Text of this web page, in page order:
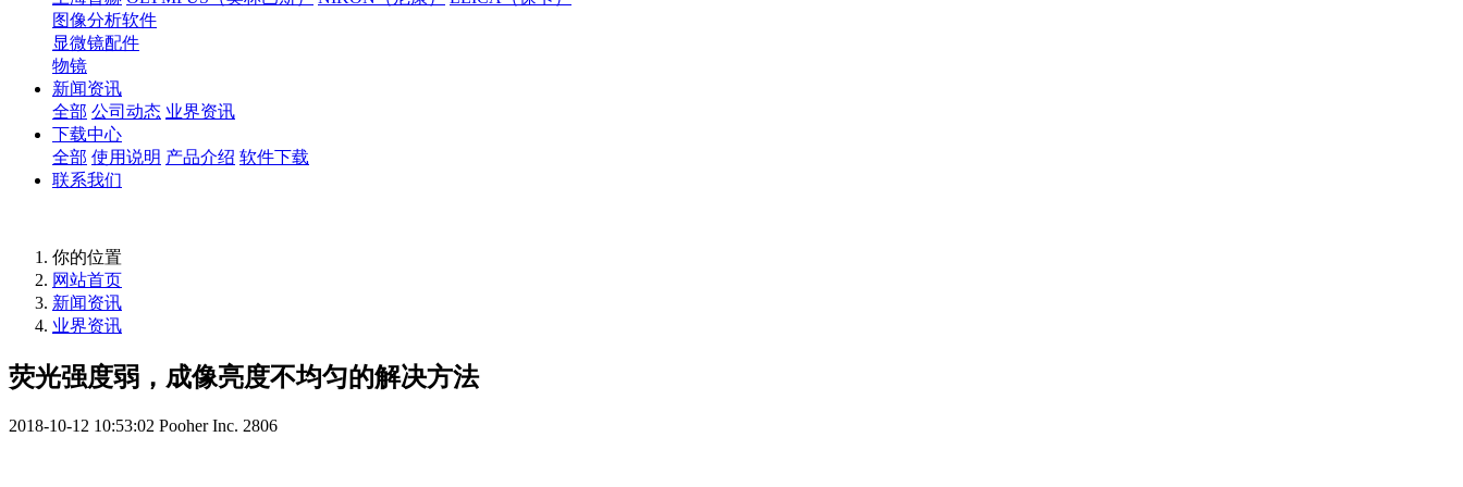
图像分析软件
显微镜配件
物镜
新闻资讯
全部 公司动态 业界资讯
下载中心
全部 使用说明 产品介绍 软件下载
联系我们
你的位置
网站首页
新闻资讯
业界资讯
荧光强度弱，成像亮度不均匀的解决方法
2018-10-12 10:53:02 Pooher Inc. 2806